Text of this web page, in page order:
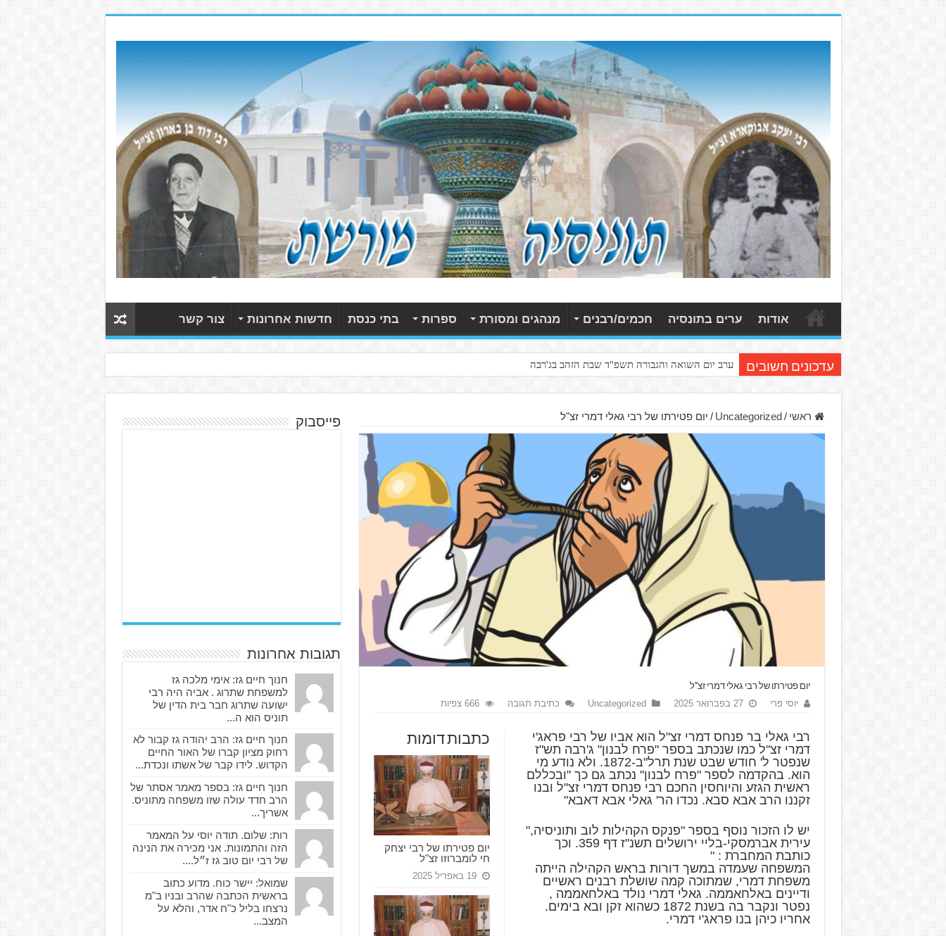
אודות ערים בתונסיה חכמים/רבנים מנהגים ומסורת ספרות בתי כנסת חדשות אחרונות צור קשר
עדכונים חשובים ערב יום השואה והגבורה תשפ"ד שבת הזהב בג'רבה
ראשי /
Uncategorized
/ יום פטירתו של רבי גאלי דמרי זצ"ל
יום פטירתו של רבי גאלי דמרי זצ"ל
יוסי פרי 27 בפברואר 2025 Uncategorized כתיבת תגובה 666 צפיות
כתבות דומות
יום פטירתו של רבי יצחק
חי לומברוזו זצ"ל
19 באפריל 2025
רבי גאלי בר פנחס דמרי זצ"ל הוא אביו של רבי פראג'י
דמרי זצ"ל כמו שנכתב בספר "פרח לבנון" ג'רבה תש"ז
שנפטר ל' חודש שבט שנת תרל"ב-1872. ולא נודע מי
הוא. בהקדמה לספר "פרח לבנון" נכתב גם כך "ובכללם
ראשית הגזע והיוחסין החכם רבי פנחס דמרי זצ"ל ובנו
זקננו הרב אבא סבא. נכדו הר' גאלי אבא דאבא"
יש לו הזכור נוסף בספר "פנקס הקהילות לוב ותוניסיה,"
עירית אברמסקי-בליי ירושלים תשנ"ז דף 359. וכך
כותבת המחברת : "
המשפחה שעמדה במשך דורות בראש הקהילה הייתה
משפחת דמרי, שמתוכה קמה שושלת רבנים ראשיים
ודיינים באלחאממה. גאלי דמרי נולד באלחאממה ,
נפטר ונקבר בה בשנת 1872 כשהוא זקן ובא בימים.
אחריו כיהן בנו פראג'י דמרי.
פייסבוק
תגובות אחרונות
חנוך חיים גז: אימי מלכה גז
למשפחת שתרוג . אביה היה רבי
ישועה שתרוג חבר בית הדין של
תוניס הוא ה...
חנוך חיים גז: הרב יהודה גז קבור לא
רחוק מציון קברו של האור החיים
הקדוש. לידו קבר של אשתו ונכדת...
חנוך חיים גז: בספר מאמר אסתר של
הרב חדד עולה שזו משפחה מתוניס.
אשריך...
רות: שלום. תודה יוסי על המאמר
הזה והתמונות. אני מכירה את הנינה
של רבי יום טוב גז ז״ל....
שמואל: יישר כוח. מדוע כתוב
בראשית הכתבה שהרב ובניו ב"מ
נרצחו בליל כ"ח אדר, והלא על
המצב...